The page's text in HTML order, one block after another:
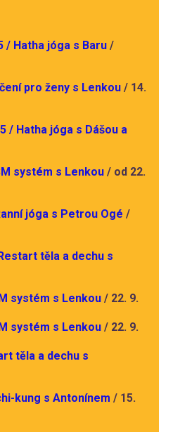
/ Hatha jóga s Baru /
pro ženy s Lenkou/ 14.
/ Hatha jóga s Dášou a
systém s Lenkou / od 22.
jóga s Petrou Ogé /
těla a dechu s
systém s Lenkou/ 22. 9.
systém s Lenkou/ 22. 9.
těla a dechu s
kung s Antonínem / 15.